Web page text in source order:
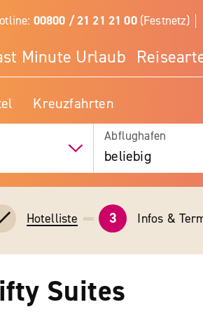
00800 / 21 21 21 00(Festnetz)
Minute Urlaub
Kreuzfahrten
Abflughafen
beliebig
Hotelliste 3 Infos &
Suites